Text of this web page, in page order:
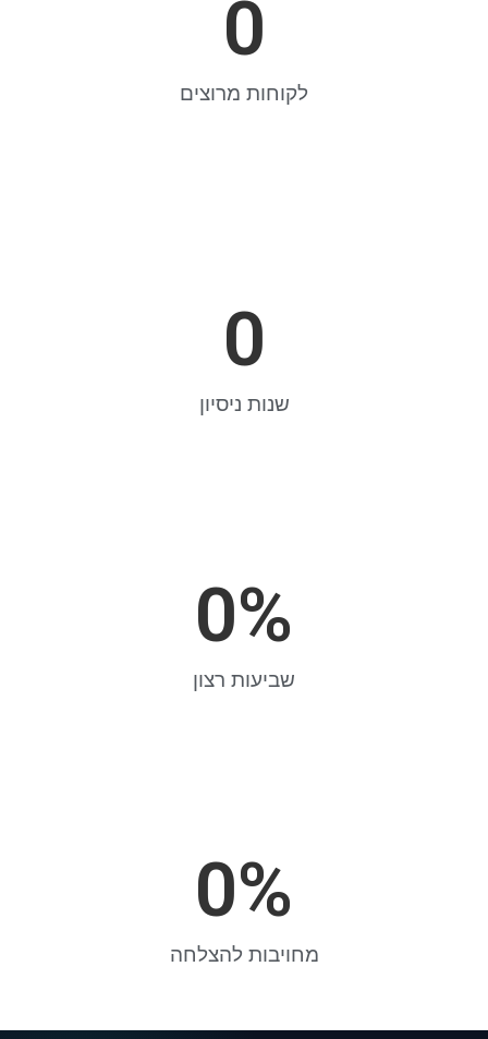
לקוחות מרוצים
0
שנות ניסיון
0
שביעות רצון
%
0
מחויבות להצלחה
%
0